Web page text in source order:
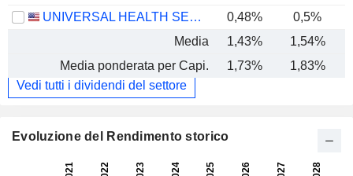
UNIVERSAL HEALTH SERVICES, INC.
0,48%
0,5%
Media
1,43% 1,54%
Media ponderata per Capi.
1,73% 1,83%
Vedi tutti i dividendi del settore
Evoluzione del Rendimento storico